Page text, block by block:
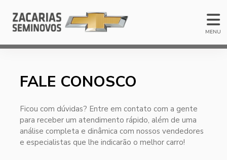
MENU
FALE CONOSCO
Ficou com dúvidas? Entre em contato com a gente
para receber um atendimento rápido, além de uma
análise completa e dinâmica com nossos vendedores
e especialistas que lhe indicarão o melhor carro!